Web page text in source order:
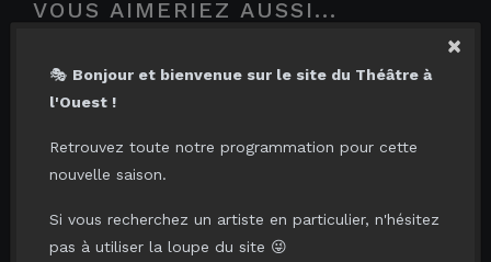
VOUS AIMERIEZ AUSSI...
×
🎭 Bonjour et bienvenue sur le site du Théâtre à
l'Ouest !
Retrouvez toute notre programmation pour cette
nouvelle saison.
Si vous recherchez un artiste en particulier, n'hésitez
pas à utiliser la loupe du site 😜